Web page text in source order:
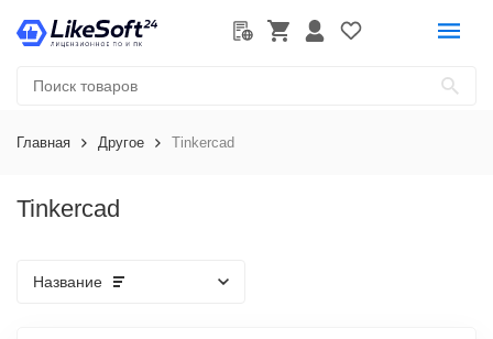
Главная Другое Tinkercad
Tinkercad
Название